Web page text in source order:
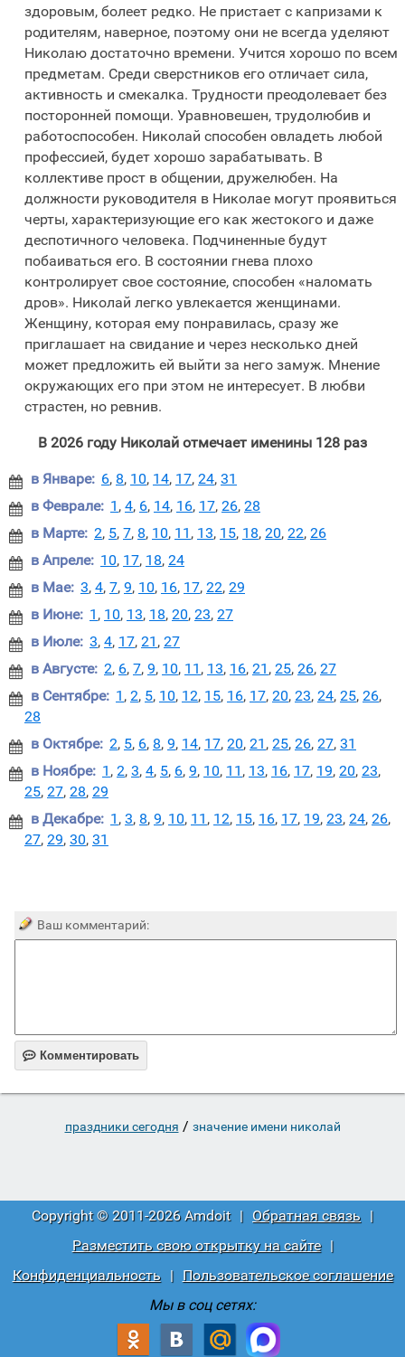
здоровым, болеет редко. Не пристает с капризами к
родителям, наверное, поэтому они не всегда уделяют
Николаю достаточно времени. Учится хорошо по всем
предметам. Среди сверстников его отличает сила,
активность и смекалка. Трудности преодолевает без
посторонней помощи. Уравновешен, трудолюбив и
работоспособен. Николай способен овладеть любой
профессией, будет хорошо зарабатывать. В
коллективе прост в общении, дружелюбен. На
должности руководителя в Николае могут проявиться
черты, характеризующие его как жестокого и даже
деспотичного человека. Подчиненные будут
побаиваться его. В состоянии гнева плохо
контролирует свое состояние, способен «наломать
дров». Николай легко увлекается женщинами.
Женщину, которая ему понравилась, сразу же
приглашает на свидание и через несколько дней
может предложить ей выйти за него замуж. Мнение
окружающих его при этом не интересует. В любви
страстен, но ревнив.
В 2026 году Николай отмечает именины 128 раз
 в Январе: 6, 8, 10, 14, 17, 24, 31
 в Феврале: 1 , 4, 6, 14, 16, 17, 26, 28
 в Марте: 2, 5, 7, 8, 10, 11 , 13, 15, 18, 20, 22, 26
 в Апреле: 10, 17, 18, 24
 в Мае: 3, 4, 7, 9, 10, 16, 17, 22, 29
 в Июне: 1 , 10, 13, 18, 20, 23, 27
 в Июле: 3, 4, 17, 21 , 27
 в Августе: 2, 6, 7, 9, 10, 11 , 13, 16, 21 , 25, 26, 27
 в Сентябре: 1 , 2, 5, 10, 12, 15, 16, 17, 20, 23, 24, 25, 26,
28
 в Октябре: 2, 5, 6, 8, 9, 14, 17, 20, 21 , 25, 26, 27, 31
 в Ноябре: 1 , 2, 3, 4, 5, 6, 9, 10, 11 , 13, 16, 17, 19, 20, 23,
25, 27, 28, 29
 в Декабре: 1 , 3, 8, 9, 10, 11 , 12, 15, 16, 17, 19, 23, 24, 26,
27, 29, 30, 31
Ваш комментарий:
 Комментировать
праздники сегодня / значение имени николай
Copyright © 2011-2026 Amdoit | Обратная связь |
Разместить свою открытку на сайте
|
Конфиденциальность
|
Пользовательское соглашение
Мы в соц сетях: